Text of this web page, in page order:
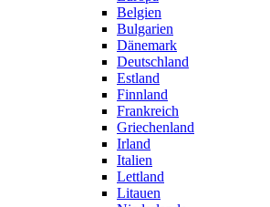
Belgien
Bulgarien
Dänemark
Deutschland
Estland
Finnland
Frankreich
Griechenland
Irland
Italien
Lettland
Litauen